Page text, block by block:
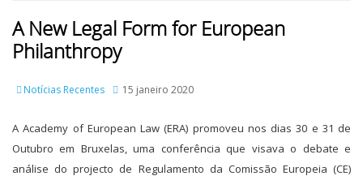
A New Legal Form for European
Philanthropy
Notícias Recentes 15 janeiro 2020
A Academy of European Law (ERA) promoveu nos dias 30 e 31 de
Outubro em Bruxelas, uma conferência que visava o debate e
análise do projecto de Regulamento da Comissão Europeia (CE)